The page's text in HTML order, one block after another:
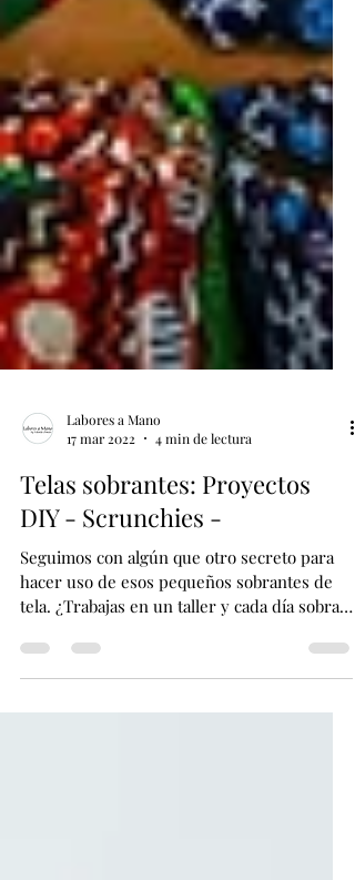
Labores a Mano
17 mar 2022
4 min de lectura
Telas sobrantes: Proyectos
DIY - Scrunchies -
Seguimos con algún que otro secreto para
hacer uso de esos pequeños sobrantes de